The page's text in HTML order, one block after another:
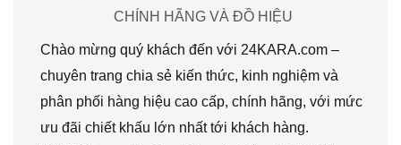
CHÍNH HÃNG VÀ ĐỒ HIỆU
Chào mừng quý khách đến với 24KARA.com –
chuyên trang chia sẻ kiến thức, kinh nghiệm và
phân phối hàng hiệu cao cấp, chính hãng, với mức
ưu đãi chiết khấu lớn nhất tới khách hàng.